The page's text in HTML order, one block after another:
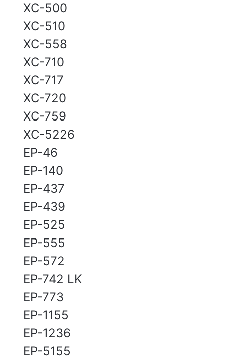
XC-500
XC-510
XC-558
XC-710
XC-717
XC-720
XC-759
XC-5226
EP-46
EP-140
EP-437
EP-439
EP-525
EP-555
EP-572
EP-742 LK
EP-773
EP-1155
EP-1236
EP-5155